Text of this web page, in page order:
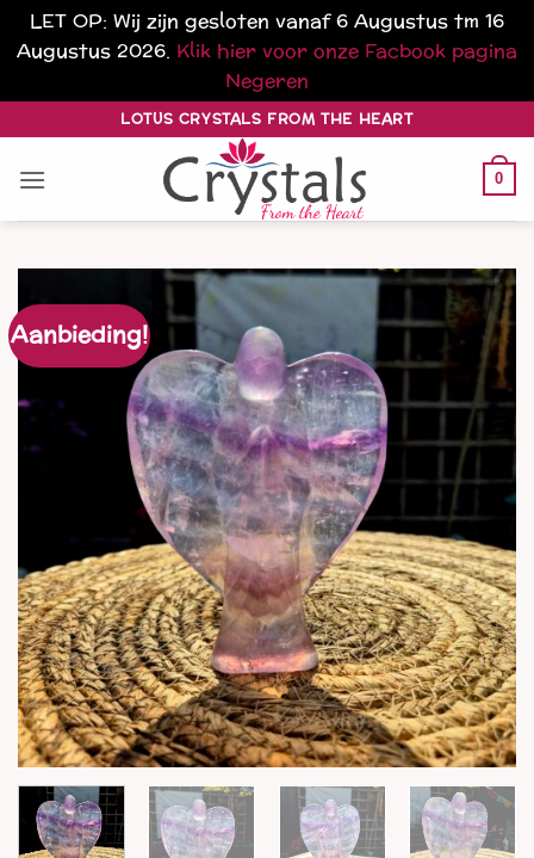
LET OP: Wij zijn gesloten vanaf 6 Augustus tm 16
Augustus 2026. Klik hier voor onze Facbook pagina
Negeren
naar
inhoud
LOTUS CRYSTALS FROM THE HEART
0
Aanbieding!